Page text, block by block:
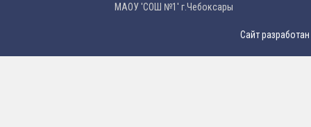
МAОУ 'CОШ №1' г.Чебоксары
Сайт